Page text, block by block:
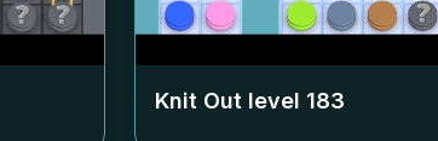
Knit Out level 183